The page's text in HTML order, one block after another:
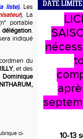
liste). Les
). La
portable
délégation.
indiqué
du
, et des
ci-
DATE LIMITE
10-13